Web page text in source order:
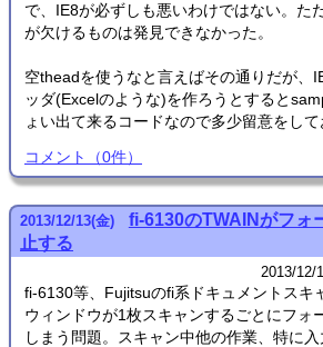
で、IE8が必ずしも悪いわけではない。た
が欠けるものは発見できなかった。
空theadを使うなと言えばその通りだが、
ッダ(Excelのような)を作ろうとすると
ょい出て来るコードなので多少留意をして
コメント （0件）
2013/12/13(金)
fi-6130のTWAINがフォ
止する
2013/12/
fi-6130等、Fujitsuのfi系ドキュメントスキ
ウィンドウが1枚スキャンするごとにフォ
しまう問題。スキャン中他の作業、特に入